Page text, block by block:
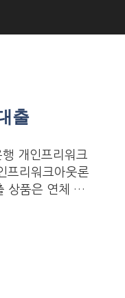
출
개인프리워크
프리워크아웃론
상품은 연체 …